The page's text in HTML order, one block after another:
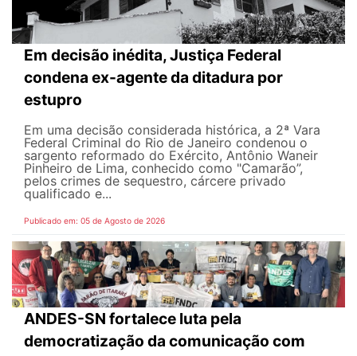
Em decisão inédita, Justiça Federal
condena ex-agente da ditadura por
estupro
Em uma decisão considerada histórica, a 2ª Vara
Federal Criminal do Rio de Janeiro condenou o
sargento reformado do Exército, Antônio Waneir
Pinheiro de Lima, conhecido como "Camarão”,
pelos crimes de sequestro, cárcere privado
qualificado e...
Publicado em: 05 de Agosto de 2026
ANDES-SN fortalece luta pela
democratização da comunicação com